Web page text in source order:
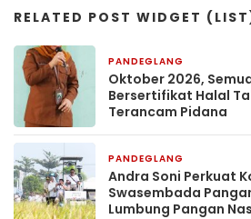
RELATED POST WIDGET
PANDEGLANG
Oktober 2026,
Bersertifikat Halal
Terancam Pidana
PANDEGLANG
Andra Soni Perkuat
Swasembada
Lumbung Pangan